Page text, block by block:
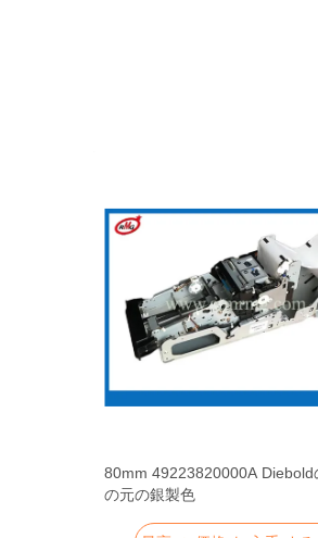
80mm 49223820000A Diebold
の元の銀製色